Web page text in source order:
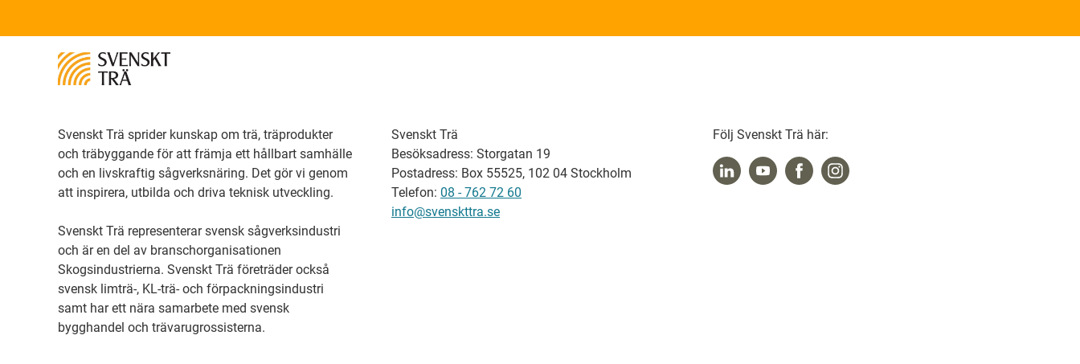
Svenskt Trä sprider kunskap om trä, träprodukter
och träbyggande för att främja ett hållbart samhälle
och en livskraftig sågverksnäring. Det gör vi genom
att inspirera, utbilda och driva teknisk utveckling.
Svenskt Trä representerar svensk sågverksindustri
och är en del av branschorganisationen
Skogsindustrierna. Svenskt Trä företräder också
svensk limträ-, KL-trä- och förpackningsindustri
samt har ett nära samarbete med svensk
bygghandel och trävarugrossisterna.
Svenskt Trä
Besöksadress: Storgatan 19
Postadress: Box 55525, 102 04 Stockholm
Telefon: 08 - 762 72 60
info@svenskttra.se
Följ Svenskt Trä här: